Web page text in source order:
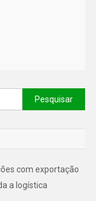
com exportação
a logística